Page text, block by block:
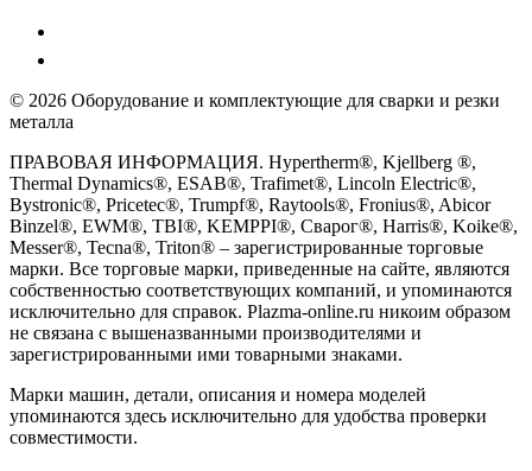
© 2026 Оборудование и комплектующие для сварки и резки
металла
ПРАВОВАЯ ИНФОРМАЦИЯ. Hypertherm®, Kjellberg ®,
Thermal Dynamics®, ESAB®, Trafimet®, Lincoln Electric®,
Bystronic®, Pricetec®, Trumpf®, Raytools®, Fronius®, Abicor
Binzel®, EWM®, TBI®, KEMPPI®, Сварог®, Harris®, Koike®,
Messer®, Tecna®, Triton® – зарегистрированные торговые
марки. Все торговые марки, приведенные на сайте, являются
собственностью соответствующих компаний, и упоминаются
исключительно для справок. Plazma-online.ru никоим образом
не связана с вышеназванными производителями и
зарегистрированными ими товарными знаками.
Марки машин, детали, описания и номера моделей
упоминаются здесь исключительно для удобства проверки
совместимости.